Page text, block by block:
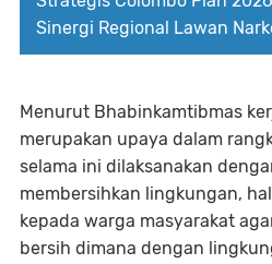
Sinergi Regional Lawan
Menurut Bhabinkamtibmas
merupakan upaya dalam
selama ini dilaksanakan
membersihkan lingkungan,
kepada warga masyarakat
bersih dimana dengan